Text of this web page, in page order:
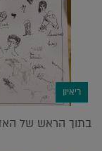
ריאיון
בתוך הראש של